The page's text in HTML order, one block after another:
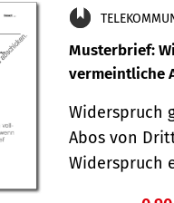
Musterbrief:
vermeintliche
Widerspruch
Abos von
Widerspruch